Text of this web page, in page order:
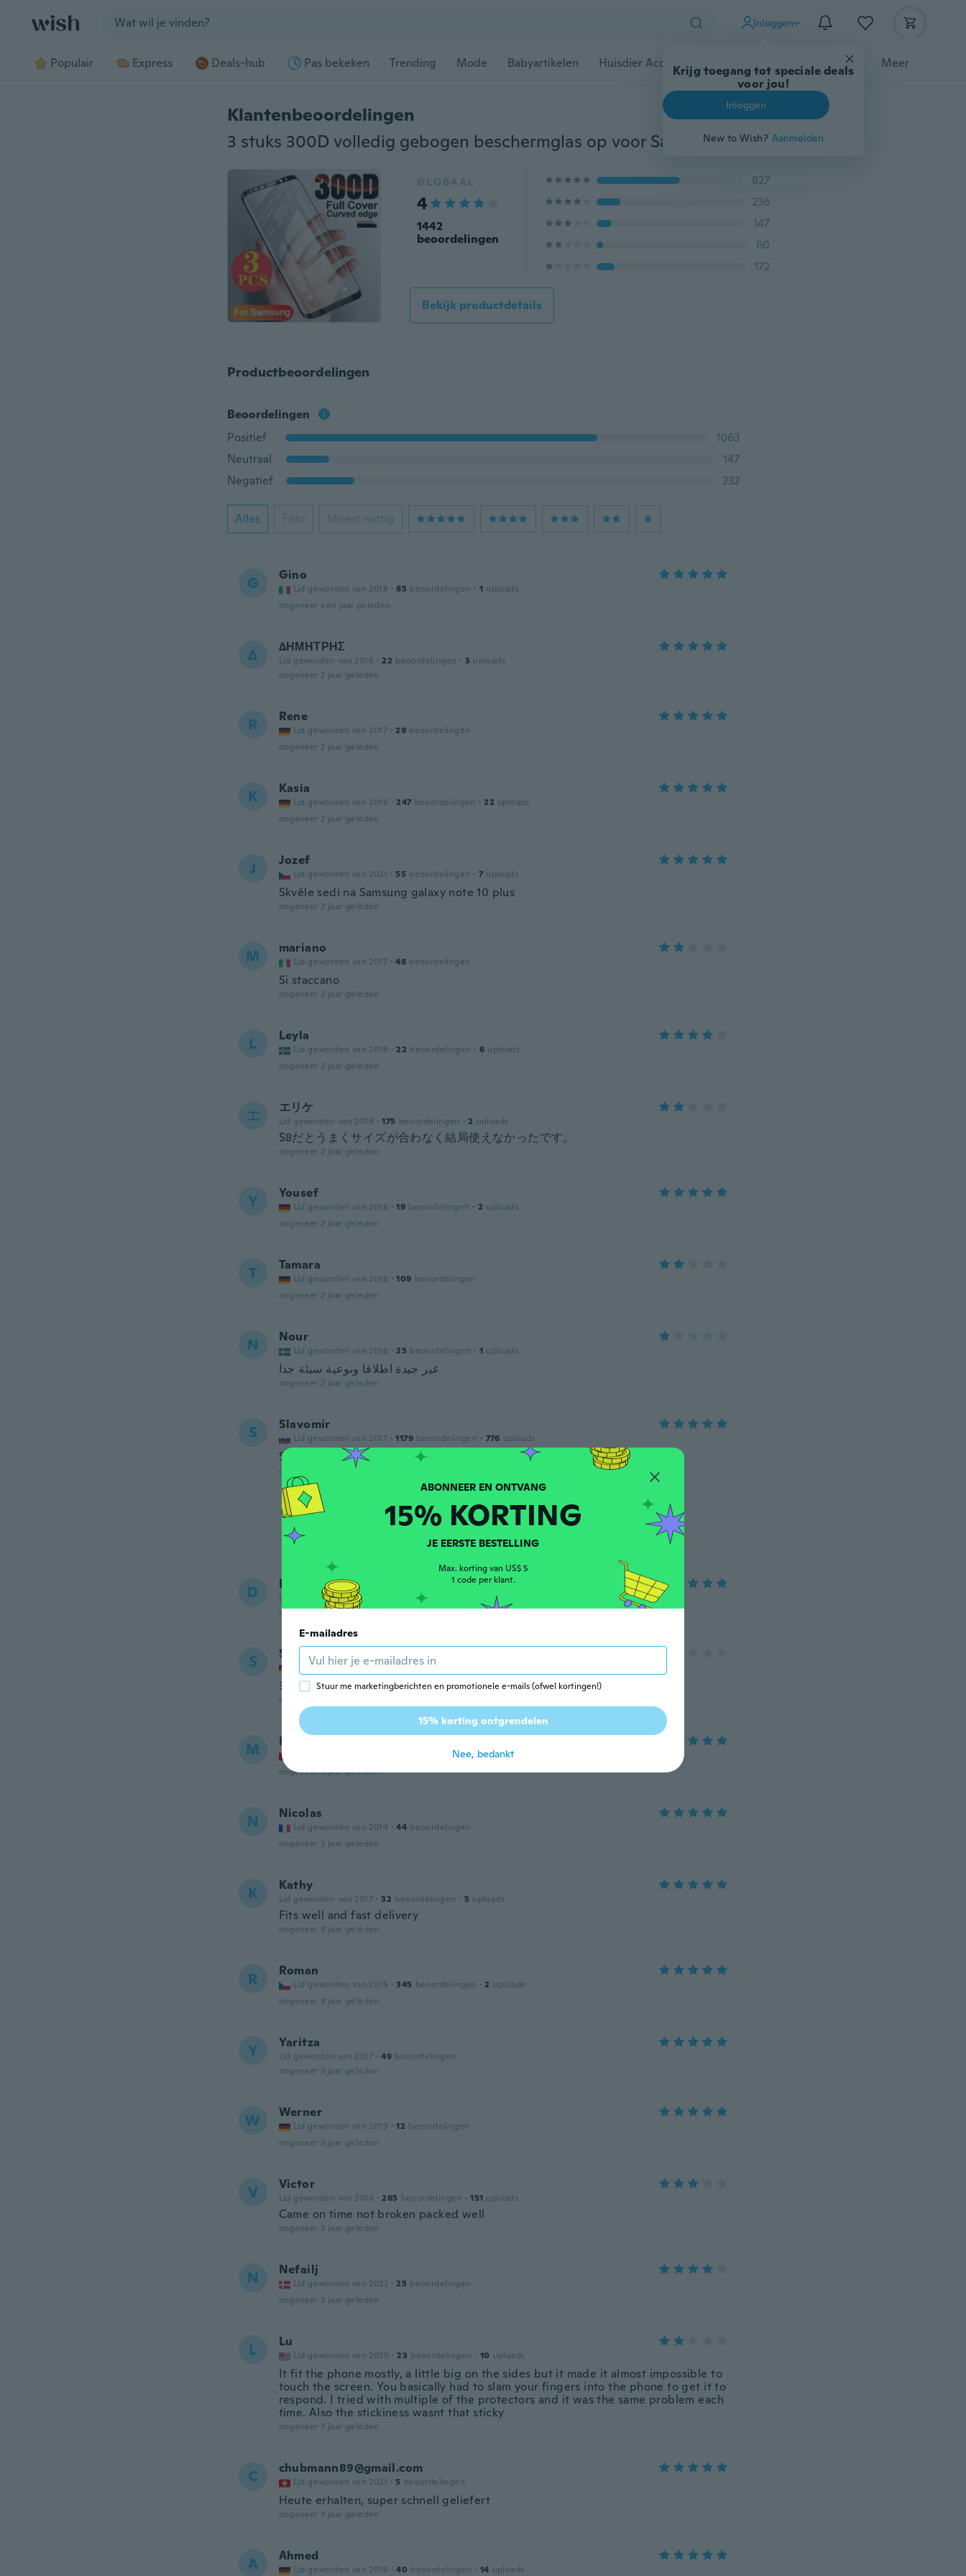
Inloggen
Krijg toegang tot speciale deals
voor jou!
Inloggen
New to Wish? Aanmelden
Populair Express Deals-hub Pas bekeken Trending Mode Babyartikelen Huisdier Accessoires Gereedschap Meer
Klantenbeoordelingen
3 stuks 300D volledig gebogen beschermglas op voor Samsung Galaxy A51 A71 Note10 Plus S10 S10e S8 S9 S6 S7 edge Plus Screenprotector Gehard glas op Note 8 9 M30 M20 A10 A20 A30 A40 A50 A70 A80 A90 Film
GLOBAAL
4
1442
beoordelingen
827
236
147
60
172
Bekijk productdetails
Productbeoordelingen
Beoordelingen
Positief
1063
Neutraal
147
Negatief
232
Alles Foto Meest nuttig
G Gino
Lid geworden van 2018 · 85 beoordelingen · 1 uploads
ongeveer een jaar geleden
Δ ΔΗΜΗΤΡΗΣ
Lid geworden van 2016 · 22 beoordelingen · 3 uploads
ongeveer 2 jaar geleden
R Rene
Lid geworden van 2017 · 29 beoordelingen
ongeveer 2 jaar geleden
K Kasia
Lid geworden van 2016 · 247 beoordelingen · 22 uploads
ongeveer 2 jaar geleden
J Jozef
Lid geworden van 2021 · 55 beoordelingen · 7 uploads
Skvěle sedí na Samsung galaxy note 10 plus
ongeveer 2 jaar geleden
M mariano
Lid geworden van 2017 · 48 beoordelingen
Si staccano
ongeveer 2 jaar geleden
L Leyla
Lid geworden van 2016 · 22 beoordelingen · 6 uploads
ongeveer 2 jaar geleden
エ エリケ
Lid geworden van 2018 · 175 beoordelingen · 2 uploads
S8だとうまくサイズが合わなく結局使えなかったです。
ongeveer 2 jaar geleden
Y Yousef
Lid geworden van 2018 · 19 beoordelingen · 2 uploads
ongeveer 2 jaar geleden
T Tamara
Lid geworden van 2018 · 109 beoordelingen
ongeveer 2 jaar geleden
N Nour
Lid geworden van 2016 · 25 beoordelingen · 1 uploads
غير جيدة اطلاقا ونوعية سيئة جدا
ongeveer 2 jaar geleden
S Slavomír
Lid geworden van 2017 · 1179 beoordelingen · 776 uploads
Super sedi na samsung j6 plus
ongeveer 2 jaar geleden
D Daryl
Lid geworden van 2018 beoordelingen
uploads
ongeveer 3 jaar geleden
S Schmid
Lid geworden van 2018 · 22 beoordelingen
3 Glas mit wieder kaputt wegen Lieferung gemacht...
ongeveer 3 jaar geleden
M Manaia
beoordelingen
ongeveer 3 jaar geleden
N Nicolas
Lid geworden van 2014 · 44 beoordelingen
ongeveer 3 jaar geleden
K Kathy
Lid geworden van 2017 · 32 beoordelingen · 5 uploads
Fits well and fast delivery
ongeveer 3 jaar geleden
R Roman
Lid geworden van 2015 · 345 beoordelingen · 2 uploads
ongeveer 3 jaar geleden
Y Yaritza
Lid geworden van 2017 · 49 beoordelingen
ongeveer 3 jaar geleden
W Werner
Lid geworden van 2019 · 12 beoordelingen
ongeveer 3 jaar geleden
V Victor
Lid geworden van 2018 · 265 beoordelingen · 151 uploads
Came on time not broken packed well
ongeveer 3 jaar geleden
N Nefailj
Lid geworden van 2022 · 25 beoordelingen
ongeveer 3 jaar geleden
L Lu
Lid geworden van 2020 · 23 beoordelingen · 10 uploads
It fit the phone mostly, a little big on the sides but it made it almost impossible to
touch the screen. You basically had to slam your fingers into the phone to get it to
respond. I tried with multiple of the protectors and it was the same problem each
time. Also the stickiness wasnt that sticky
ongeveer 3 jaar geleden
C chubmann89@gmail.com
Lid geworden van 2021 · 5 beoordelingen
Heute erhalten, super schnell geliefert
ongeveer 3 jaar geleden
A Ahmed
Lid geworden van 2016 · 40 beoordelingen · 14 uploads
ABONNEER EN ONTVANG
15% KORTING
JE EERSTE BESTELLING
Max. korting van US$ 5
1 code per klant.
E-mailadres
Stuur me marketingberichten en promotionele e-mails (ofwel kortingen!)
15% korting ontgrendelen
Nee, bedankt